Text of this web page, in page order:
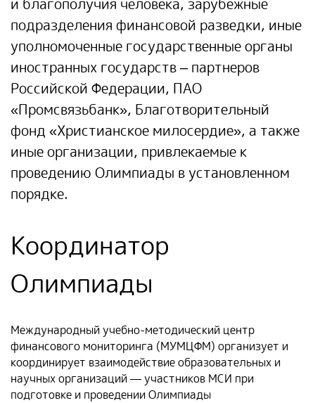
подразделения финансовой разведки, иные
уполномоченные государственные органы
иностранных государств – партнеров
Российской Федерации, ПАО
«Промсвязьбанк», Благотворительный
фонд «Христианское милосердие», а также
иные организации, привлекаемые к
проведению Олимпиады в установленном
порядке.
Координатор
Олимпиады
Международный учебно-методический центр
финансового мониторинга (МУМЦФМ) организует и
координирует взаимодействие образовательных и
научных организаций — участников МСИ при
подготовке и проведении Олимпиады